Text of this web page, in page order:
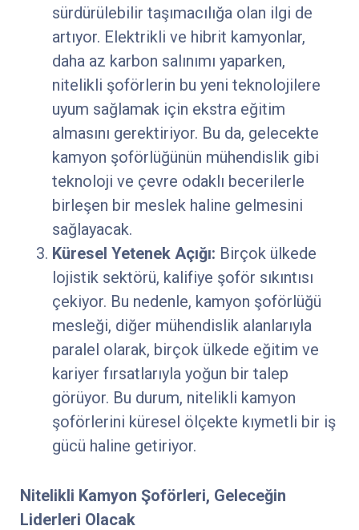
sürdürülebilir taşımacılığa olan ilgi de
artıyor. Elektrikli ve hibrit kamyonlar,
daha az karbon salınımı yaparken,
nitelikli şoförlerin bu yeni teknolojilere
uyum sağlamak için ekstra eğitim
almasını gerektiriyor. Bu da, gelecekte
kamyon şoförlüğünün mühendislik gibi
teknoloji ve çevre odaklı becerilerle
birleşen bir meslek haline gelmesini
sağlayacak.
Küresel Yetenek Açığı: Birçok ülkede
lojistik sektörü, kalifiye şoför sıkıntısı
çekiyor. Bu nedenle, kamyon şoförlüğü
mesleği, diğer mühendislik alanlarıyla
paralel olarak, birçok ülkede eğitim ve
kariyer fırsatlarıyla yoğun bir talep
görüyor. Bu durum, nitelikli kamyon
şoförlerini küresel ölçekte kıymetli bir iş
gücü haline getiriyor.
Nitelikli Kamyon Şoförleri, Geleceğin
Liderleri Olacak